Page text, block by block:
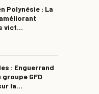
Polynésie : La
vict...
: Enguerrand
GFD
la...